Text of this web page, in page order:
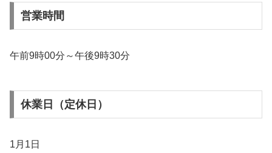
営業時間
午前9時00分～午後9時30分
休業日（定休日）
1月1日